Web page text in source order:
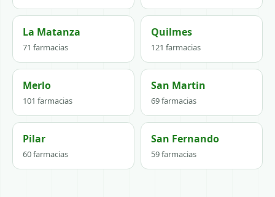
La Matanza
71 farmacias
Quilmes
121 farmacias
Merlo
101 farmacias
San Martin
69 farmacias
Pilar
60 farmacias
San Fernando
59 farmacias